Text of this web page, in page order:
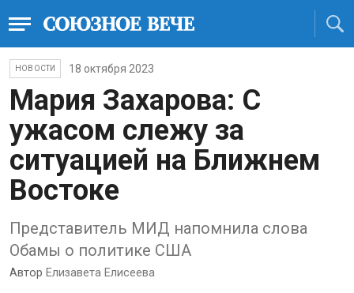
НОВОСТИ 18 октября 2023
Мария Захарова: С
ужасом слежу за
ситуацией на Ближнем
Востоке
Представитель МИД напомнила слова
Обамы о политике США
Автор Елизавета Елисеева